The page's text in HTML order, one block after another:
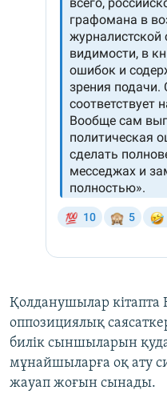
Қолданушылар кітапта
оппозициялық
билік сыншыларын
мұнайшыларға оқ ату
жауап жоғын сынады.